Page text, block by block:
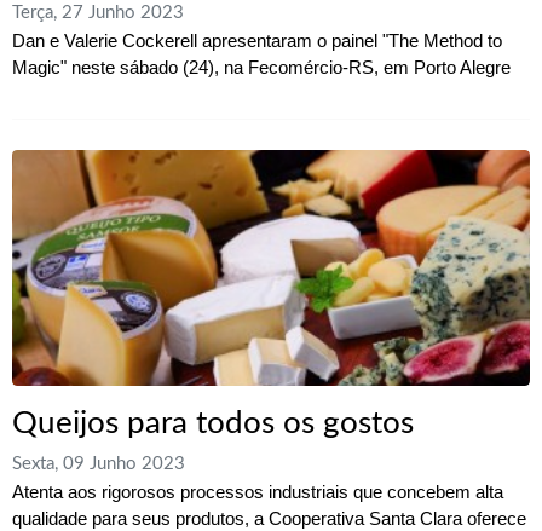
Terça, 27 Junho 2023
Dan e Valerie Cockerell apresentaram o painel "The Method to
Magic" neste sábado (24), na Fecomércio-RS, em Porto Alegre
Queijos para todos os gostos
Sexta, 09 Junho 2023
Atenta aos rigorosos processos industriais que concebem alta
qualidade para seus produtos, a Cooperativa Santa Clara oferece